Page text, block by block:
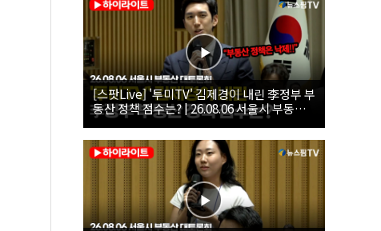
[스팟Live] '투미TV' 김제경이 내린 李정부 부
동산 정책 점수는? | 26.08.06 서울시 부동산
대토론회